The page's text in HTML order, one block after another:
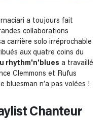
a toujours fait
collaborations
carrière solo irréprochable
aux quatre coins du
rhythm'n'blues a travaillé
Clemmons et Rufus
bluesman n’a pas volées !
Chanteur